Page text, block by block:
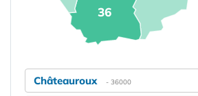
36
Châteauroux - 36000